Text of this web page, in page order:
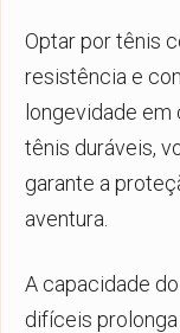
Optar por tênis
resistência e
longevidade
tênis duráveis,
garante a
aventura.
A capacidade
difíceis